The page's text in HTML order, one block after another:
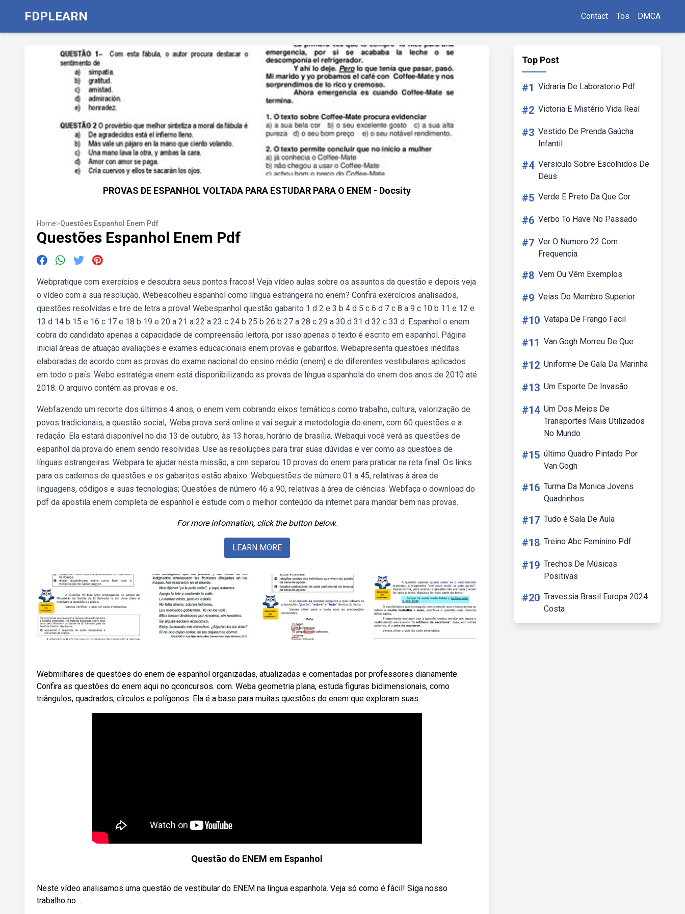
FDPLEARN Contact Tos DMCA
PROVAS DE ESPANHOL VOLTADA PARA ESTUDAR PARA O ENEM - Docsity
Home>Questões Espanhol Enem Pdf
Questões Espanhol Enem Pdf
Webpratique com exercícios e descubra seus pontos fracos! Veja vídeo aulas sobre os assuntos da questão e depois veja
o vídeo com a sua resolução. Webescolheu espanhol como língua estrangeira no enem? Confira exercícios analisados,
questões resolvidas e tire de letra a prova! Webespanhol questão gabarito 1 d 2 e 3 b 4 d 5 c 6 d 7 c 8 a 9 c 10 b 11 e 12 e
13 d 14 b 15 e 16 c 17 e 18 b 19 e 20 a 21 a 22 a 23 c 24 b 25 b 26 b 27 a 28 c 29 a 30 d 31 d 32 c 33 d. Espanhol o enem
cobra do candidato apenas a capacidade de compreensão leitora, por isso apenas o texto é escrito em espanhol. Página
inicial áreas de atuação avaliações e exames educacionais enem provas e gabaritos. Webapresenta questões inéditas
elaboradas de acordo com as provas do exame nacional do ensino médio (enem) e de diferentes vestibulares aplicados
em todo o país. Webo estratégia enem está disponibilizando as provas de língua espanhola do enem dos anos de 2010 até
2018. O arquivo contém as provas e os.
Webfazendo um recorte dos últimos 4 anos, o enem vem cobrando eixos temáticos como trabalho, cultura, valorização de
povos tradicionais, a questão social,. Weba prova será online e vai seguir a metodologia do enem, com 60 questões e a
redação. Ela estará disponível no dia 13 de outubro, às 13 horas, horário de brasília. Webaqui você verá as questões de
espanhol da prova do enem sendo resolvidas. Use as resoluções para tirar suas dúvidas e ver como as questões de
línguas estrangeiras. Webpara te ajudar nesta missão, a cnn separou 10 provas do enem para praticar na reta final. Os links
para os cadernos de questões e os gabaritos estão abaixo. Webquestões de número 01 a 45, relativas à área de
linguagens, códigos e suas tecnologias; Questões de número 46 a 90, relativas à área de ciências. Webfaça o download do
pdf da apostila enem completa de espanhol e estude com o melhor conteúdo da internet para mandar bem nas provas.
For more information, click the button below.
LEARN MORE
Webmilhares de questões do enem de espanhol organizadas, atualizadas e comentadas por professores diariamente.
Confira as questões do enem aqui no qconcursos. com. Weba geometria plana, estuda figuras bidimensionais, como
triângulos, quadrados, círculos e polígonos. Ela é a base para muitas questões do enem que exploram suas.
Questão do ENEM em Espanhol
Neste vídeo analisamos uma questão de vestibular do ENEM na língua espanhola. Veja só como é fácil! Siga nosso
trabalho no ...
Top Post
#1 Vidraria De Laboratorio Pdf
#2 Victoria E Mistério Vida Real
#3 Vestido De Prenda Gaúcha
Infantil
#4 Versiculo Sobre Escolhidos De
Deus
#5 Verde E Preto Da Que Cor
#6 Verbo To Have No Passado
#7 Ver O Numero 22 Com
Frequencia
#8 Vem Ou Vêm Exemplos
#9 Veias Do Membro Superior
#10 Vatapa De Frango Facil
#11 Van Gogh Morreu De Que
#12 Uniforme De Gala Da Marinha
#13 Um Esporte De Invasão
#14 Um Dos Meios De
Transportes Mais Utilizados
No Mundo
#15 último Quadro Pintado Por
Van Gogh
#16 Turma Da Monica Jovens
Quadrinhos
#17 Tudo é Sala De Aula
#18 Treino Abc Feminino Pdf
#19 Trechos De Músicas
Positivas
#20 Travessia Brasil Europa 2024
Costa